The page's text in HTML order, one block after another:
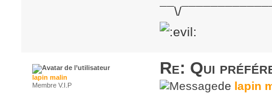
¯¯\/
Re: Qui
de lapin
lapin malin
Membre V.I.P